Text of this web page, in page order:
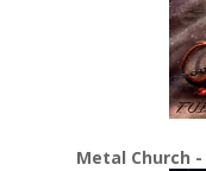
Metal Church